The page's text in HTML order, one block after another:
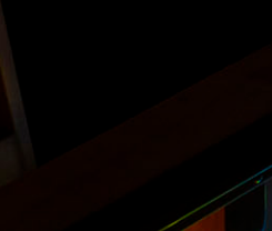
le voyage
les cristaux !